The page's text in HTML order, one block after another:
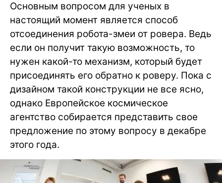
Основным вопросом для ученых в
настоящий момент является способ
отсоединения робота-змеи от ровера. Ведь
если он получит такую возможность, то
нужен какой-то механизм, который будет
присоединять его обратно к роверу. Пока с
дизайном такой конструкции не все ясно,
однако Европейское космическое
агентство собирается представить свое
предложение по этому вопросу в декабре
этого года.